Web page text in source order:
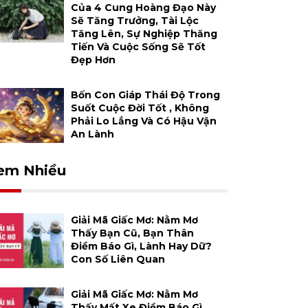
Của 4 Cung Hoàng Đạo Này
Sẽ Tăng Trưởng, Tài Lộc
Tăng Lên, Sự Nghiệp Thăng
Tiến Và Cuộc Sống Sẽ Tốt
Đẹp Hơn
Bốn Con Giáp Thái Độ Trong
Suốt Cuộc Đời Tốt , Không
Phải Lo Lắng Và Có Hậu Vận
An Lành
Nhiều
Giải Mã Giấc Mơ: Nằm Mơ
Thấy Bạn Cũ, Bạn Thân
Điềm Báo Gì, Lành Hay Dữ?
Con Số Liên Quan
Giải Mã Giấc Mơ: Nằm Mơ